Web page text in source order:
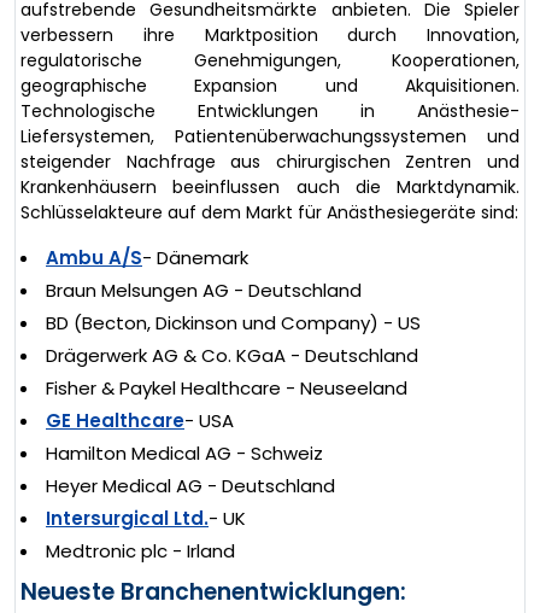
aufstrebende Gesundheitsmärkte anbieten. Die Spieler
verbessern ihre Marktposition durch Innovation,
regulatorische Genehmigungen, Kooperationen,
geographische Expansion und Akquisitionen.
Technologische Entwicklungen in Anästhesie-
Liefersystemen, Patientenüberwachungssystemen und
steigender Nachfrage aus chirurgischen Zentren und
Krankenhäusern beeinflussen auch die Marktdynamik.
Schlüsselakteure auf dem Markt für Anästhesiegeräte sind:
Ambu A/S- Dänemark
Braun Melsungen AG - Deutschland
BD (Becton, Dickinson und Company) - US
Drägerwerk AG & Co. KGaA - Deutschland
Fisher & Paykel Healthcare - Neuseeland
GE Healthcare- USA
Hamilton Medical AG - Schweiz
Heyer Medical AG - Deutschland
Intersurgical Ltd.- UK
Medtronic plc - Irland
Neueste Branchenentwicklungen: